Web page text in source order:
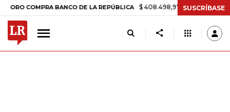
BANCO DE LA REPÚBLICA $ 408.498,97 +$ 8.753,81 +2,19%
SUSCRÍBASE